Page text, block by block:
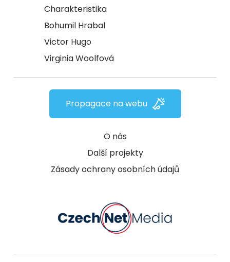
Charakteristika
Bohumil Hrabal
Victor Hugo
Virginia Woolfová
O nás
Další projekty
Zásady ochrany osobních údajů
Propagace na webu